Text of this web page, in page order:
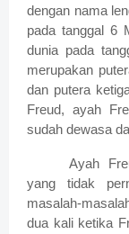
dengan nama
pada tanggal 6
dunia pada
merupakan
dan putera
Freud, ayah
sudah dewasa
Ayah
yang tidak
masalah-
dua kali ketika